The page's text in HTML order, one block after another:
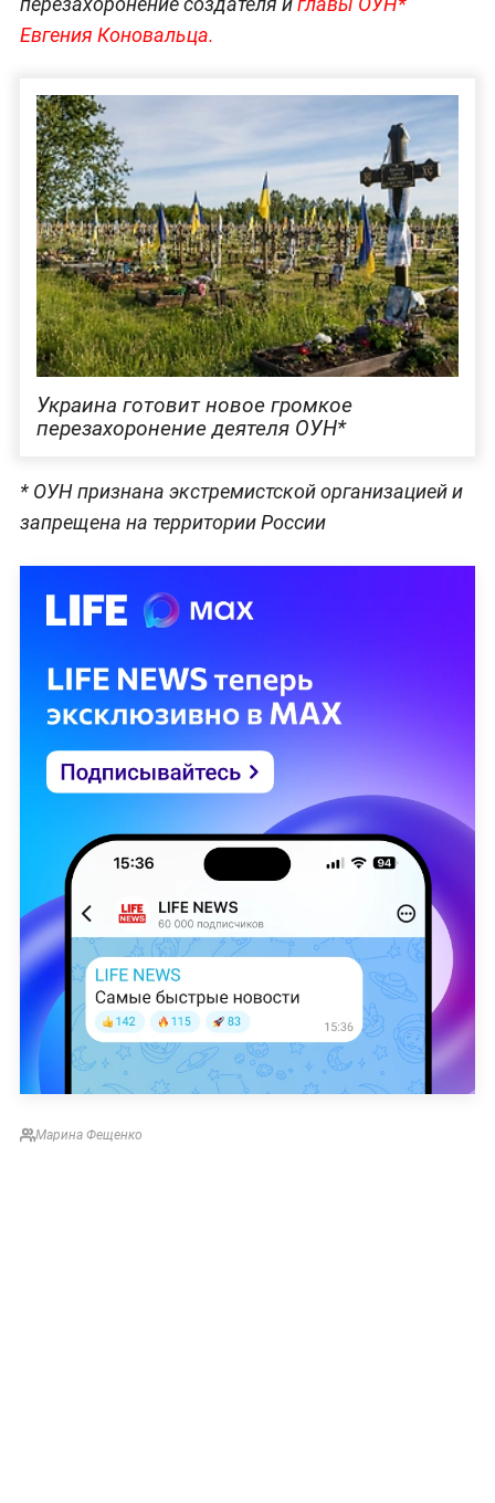
Евгения Коновальца.
Украина готовит новое громкое
перезахоронение деятеля ОУН*
* ОУН признана экстремистской организацией и
запрещена на территории России
Марина Фещенко